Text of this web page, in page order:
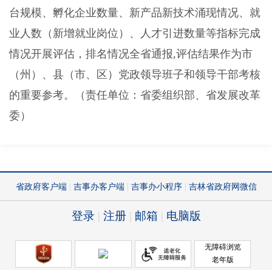
台规模、孵化企业数量、新产品新技术涌现情况、就
业人数（新增就业岗位）、人才引进数量等指标完成
情况开展评估，排名情况全省通报,评估结果作为市
（州）、县（市、区）党政领导班子和领导干部考核
的重要参考。（责任单位：省委组织部、省发展改革
委）